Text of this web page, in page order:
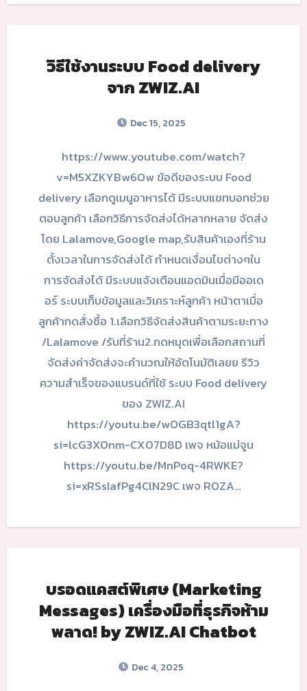
วิธีใช้งานระบบ Food delivery
จาก ZWIZ.AI
Dec 15, 2025
https://www.youtube.com/watch?
v=M5XZKYBw6Ow ข้อดีของระบบ Food
delivery เลือกดูเมนูอาหารได้ มีระบบแชทบอทช่วย
ตอบลูกค้า เลือกวิธีการจัดส่งได้หลากหลาย จัดส่ง
โดย Lalamove,Google map,รับสินค้าเองที่ร้าน
ตั้งเวลาในการจัดส่งได้ กำหนดเงื่อนไขต่างๆใน
การจัดส่งได้ มีระบบแจ้งเตือนแอดมินเมื่อมีออเด
อร์ ระบบเก็บข้อมูลและวิเคราะห์ลูกค้า หน้าตาเมื่อ
ลูกค้ากดสั่งซื้อ 1.เลือกวิธีจัดส่งสินค้าตามระยะทาง
/Lalamove /รับที่ร้าน2.กดหมุดเพื่อเลือกสถานที่
จัดส่งค่าจัดส่งจะคำนวณให้อัตโนมัติเลยย รีวิว
ความสำเร็จของแบรนด์ที่ใช้ ระบบ Food delivery
ของ ZWIZ.AI
https://youtu.be/wOGB3qtl1gA?
si=lcG3XOnm-CX07D8D เพจ หม้อแม่จูน
https://youtu.be/MnPoq-4RWKE?
si=xRSsIafPg4ClN29C เพจ ROZA…
บรอดแคสต์พิเศษ (Marketing
Messages) เครื่องมือที่ธุรกิจห้าม
พลาด! by ZWIZ.AI Chatbot
Dec 4, 2025